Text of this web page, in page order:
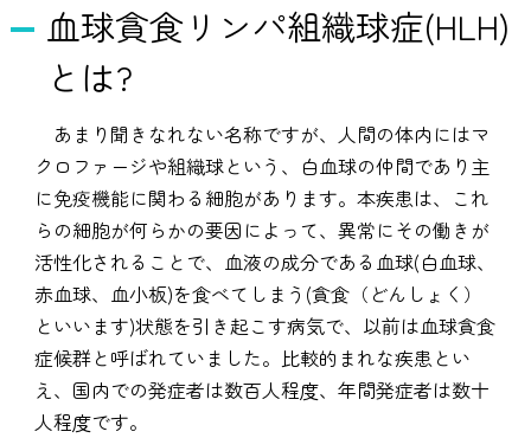
血球貪食リンパ組織球症(HLH)
とは?
あまり聞きなれない名称ですが、人間の体内にはマ
クロファージや組織球という、白血球の仲間であり主
に免疫機能に関わる細胞があります。本疾患は、これ
らの細胞が何らかの要因によって、異常にその働きが
活性化されることで、血液の成分である血球(白血球、
赤血球、血小板)を食べてしまう(貪食（どんしょく）
といいます)状態を引き起こす病気で、以前は血球貪食
症候群と呼ばれていました。比較的まれな疾患とい
え、国内での発症者は数百人程度、年間発症者は数十
人程度です。